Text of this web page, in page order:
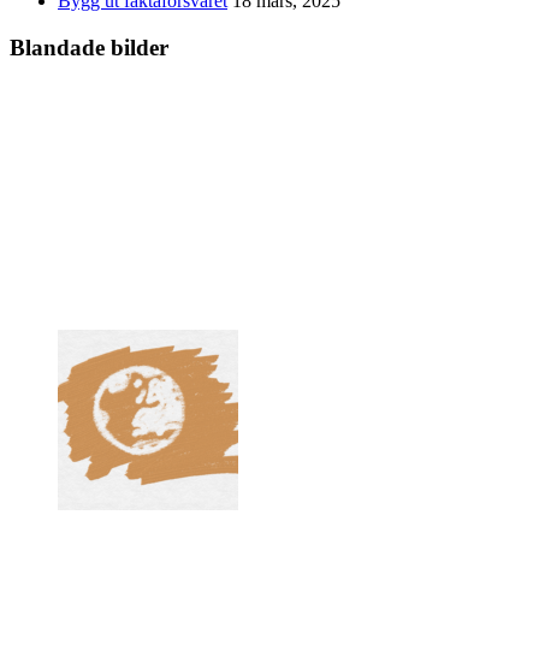
Blandade bilder